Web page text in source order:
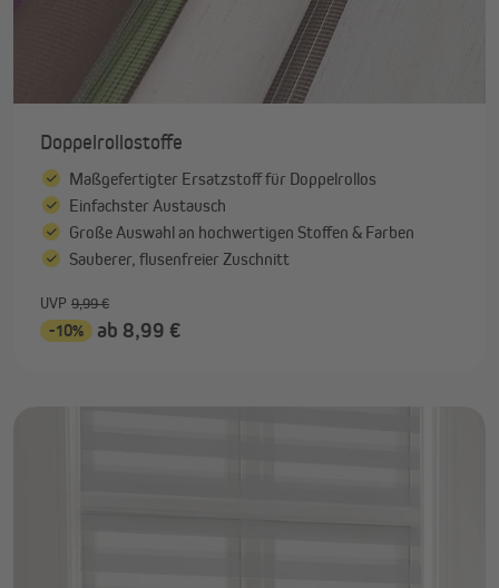
Doppelrollostoffe
Maßgefertigter Ersatzstoff für Doppelrollos
Einfachster Austausch
Große Auswahl an hochwertigen Stoffen & Farben
Sauberer, flusenfreier Zuschnitt
UVP 9,99 €
-10% ab 8,99 €